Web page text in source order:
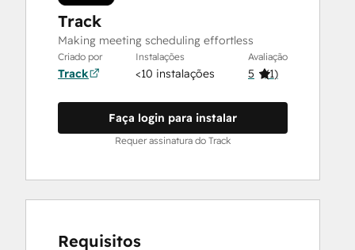
Track
Making meeting scheduling effortless
Criado por
Track
Instalações
<10 instalações
Avaliação
5 (1)
Faça login para instalar
Requer assinatura do Track
Requisitos